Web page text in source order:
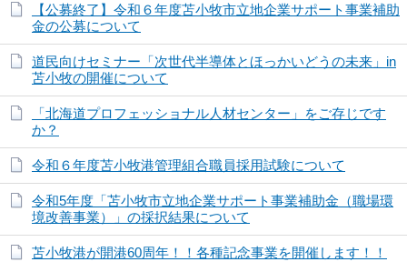
【公募終了】令和６年度苫小牧市立地企業サポート事業補助
金の公募について
道民向けセミナー「次世代半導体とほっかいどうの未来」in
苫小牧の開催について
「北海道プロフェッショナル人材センター」をご存じです
か？
令和６年度苫小牧港管理組合職員採用試験について
令和5年度「苫小牧市立地企業サポート事業補助金（職場環
境改善事業）」の採択結果について
苫小牧港が開港60周年！！各種記念事業を開催します！！